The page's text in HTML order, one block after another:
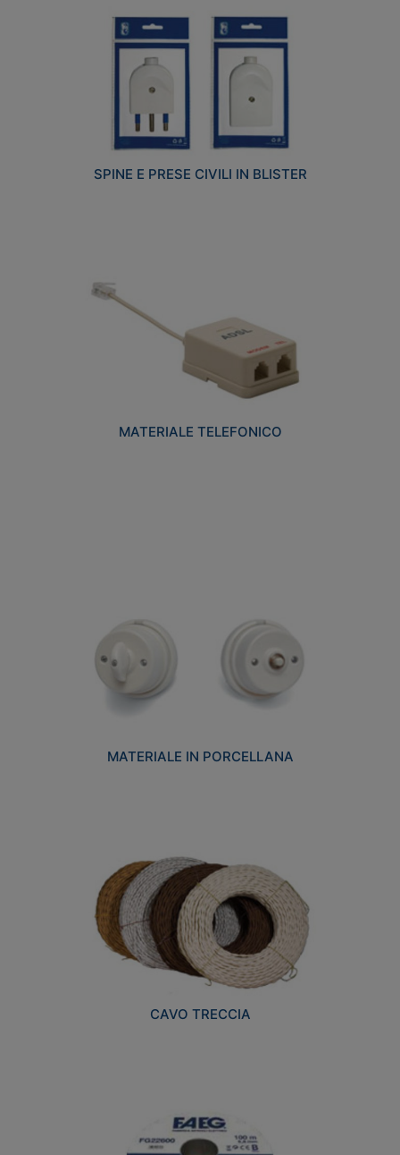
SPINE E PRESE CIVILI IN BLISTER
MATERIALE TELEFONICO
MATERIALE IN PORCELLANA
CAVO TRECCIA